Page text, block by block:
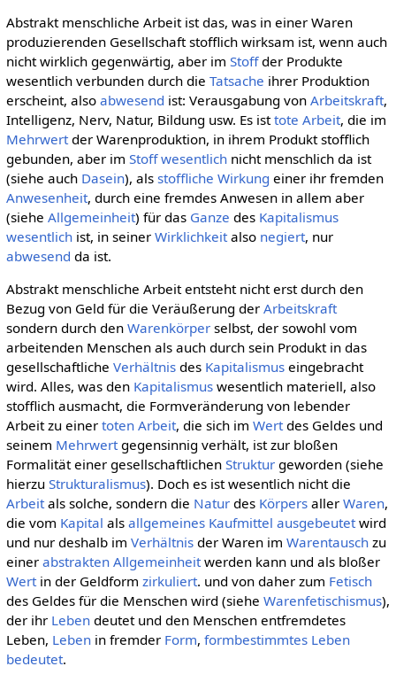
Abstrakt menschliche Arbeit ist das, was in einer Waren
produzierenden Gesellschaft stofflich wirksam ist, wenn auch
nicht wirklich gegenwärtig, aber im Stoffder Produkte
wesentlich verbunden durch die Tatsache ihrer Produktion
erscheint, also abwesend ist: Verausgabung von Arbeitskraft,
Intelligenz, Nerv, Natur, Bildung usw. Es isttote Arbeit, die im
Mehrwertder Warenproduktion, in ihrem Produkt stofflich
gebunden, aber im Stoff wesentlichnicht menschlich da ist
(siehe auch Dasein), als stoffliche Wirkung einer ihr fremden
Anwesenheit, durch eine fremdes Anwesen in allem aber
(siehe Allgemeinheit) für das Ganze des Kapitalismus
wesentlichist, in seiner Wirklichkeitalso negiert, nur
abwesend da ist.
Abstrakt menschliche Arbeit entsteht nicht erst durch den
Bezug von Geld für die Veräußerung der Arbeitskraft
sondern durch den Warenkörperselbst, der sowohl vom
arbeitenden Menschen als auch durch sein Produkt in das
gesellschaftliche Verhältnisdes Kapitalismuseingebracht
wird. Alles, was den Kapitalismuswesentlich materiell, also
stofflich ausmacht, die Formveränderung von lebender
Arbeit zu einer toten Arbeit, die sich im Wertdes Geldes und
seinem Mehrwertgegensinnig verhält, ist zur bloßen
Formalität einer gesellschaftlichen Strukturgeworden (siehe
hierzu Strukturalismus). Doch es ist wesentlich nicht die
Arbeitals solche, sondern die Naturdes Körpersaller Waren,
die vom Kapital als allgemeines Kaufmittel ausgebeutetwird
und nur deshalb im Verhältnisder Waren im Warentauschzu
einer abstrakten Allgemeinheitwerden kann und als bloßer
Wertin der Geldform zirkuliert. und von daher zum Fetisch
des Geldes für die Menschen wird (siehe Warenfetischismus),
der ihr Lebendeutet und den Menschen entfremdetes
Leben, Lebenin fremder Form, formbestimmtes Leben
bedeutet.